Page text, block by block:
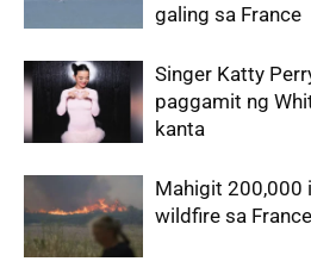
galing sa France
Singer Katty
paggamit ng
kanta
Mahigit 200,000
wildfire sa